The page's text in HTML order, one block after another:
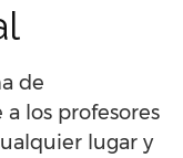
de
los profesores
lugar y